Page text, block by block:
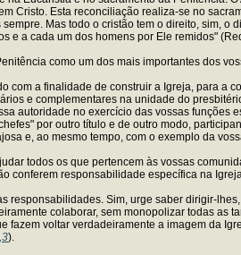
Cristo. Esta reconciliação realiza-se no
Mas todo o cristão tem o direito, sim,
e a cada um dos homens por Ele remidos"
como um dos mais importantes dos
com a finalidade de construir a Igreja, para a
e complementares na unidade do
autoridade no exercício das vossas
por outro título e de outro modo,
e, ao mesmo tempo, com o exemplo da
todos os que pertencem às vossas
conferem responsabilidade específica na
Sim, urge saber dirigir-
colaborar, sem monopolizar todas
voltar verdadeiramente a imagem da
).